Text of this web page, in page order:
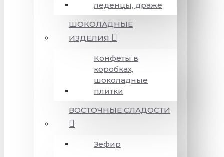
леденцы, драже
ШОКОЛАДНЫЕ
ИЗДЕЛИЯ
Конфеты в
коробках,
шоколадные
плитки
ВОСТОЧНЫЕ СЛАДОСТИ
Зефир